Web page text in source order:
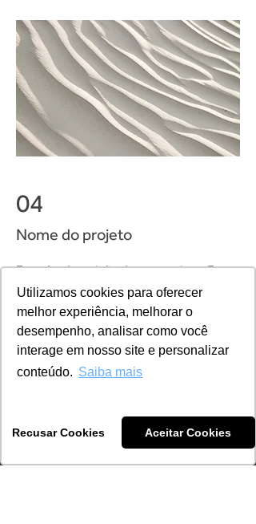
Utilizamos cookies para oferecer
melhor experiência, melhorar o
desempenho, analisar como você
interage em nosso site e personalizar
conteúdo. Saiba mais
Recusar Cookies Aceitar Cookies
04
Nome do projeto
Essa é a descrição do seu projeto. Faça
um resumo para que os visitantes
entendam o contexto do seu trabalho.
Clique em editar texto ou clique 2
vezes na caixa de texto para começar.